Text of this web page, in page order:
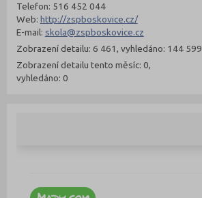
Telefon: 516 452 044
Web: http://zspboskovice.cz/
E-mail: skola@zspboskovice.cz
Zobrazení detailu: 6 461, vyhledáno: 144 599
Zobrazení detailu tento měsíc: 0,
vyhledáno: 0